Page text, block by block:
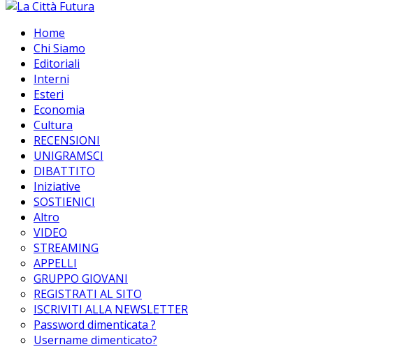
Home
Chi Siamo
Editoriali
Interni
Esteri
Economia
Cultura
RECENSIONI
UNIGRAMSCI
DIBATTITO
Iniziative
SOSTIENICI
Altro
VIDEO
STREAMING
APPELLI
GRUPPO GIOVANI
REGISTRATI AL SITO
ISCRIVITI ALLA NEWSLETTER
Password dimenticata ?
Username dimenticato?